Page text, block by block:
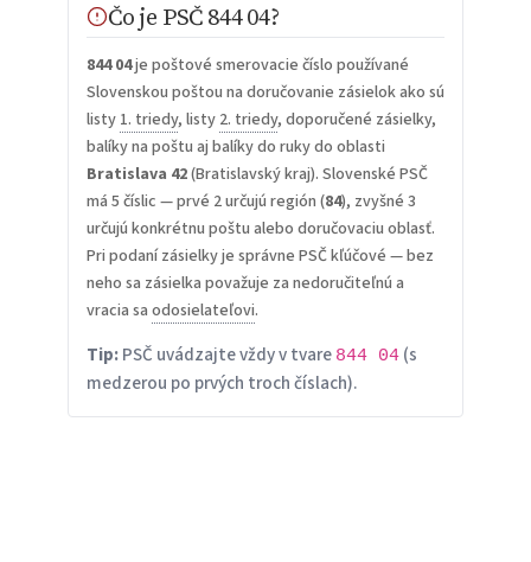
Čo je PSČ 844 04?
844 04je poštové smerovacie číslo používané
Slovenskou poštou na doručovanie zásielok ako sú
listy 1. triedy, listy 2. triedy, doporučené zásielky,
balíky na poštu aj balíky do ruky do oblasti
Bratislava 42(Bratislavský kraj). Slovenské PSČ
má 5 číslic — prvé 2 určujú región (84), zvyšné 3
určujú konkrétnu poštu alebo doručovaciu oblasť.
Pri podaní zásielky je správne PSČ kľúčové — bez
neho sa zásielka považuje za nedoručiteľnú a
vracia sa odosielateľovi.
Tip:PSČ uvádzajte vždy v tvare 844 04(s
medzerou po prvých troch číslach).